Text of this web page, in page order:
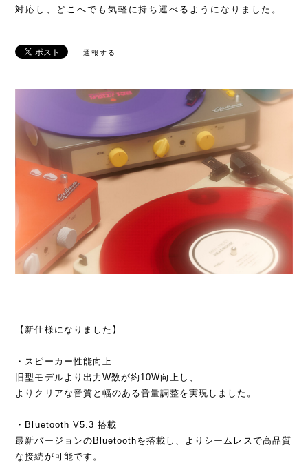
対応し、どこへでも気軽に持ち運べるようになりました。
通報する
【新仕様になりました】
・スピーカー性能向上
旧型モデルより出力W数が約10W向上し、
よりクリアな音質と幅のある音量調整を実現しました。
・Bluetooth V5.3 搭載
最新バージョンのBluetoothを搭載し、よりシームレスで高品質
な接続が可能です。